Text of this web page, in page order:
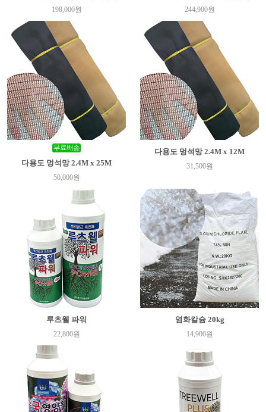
198,000원 244,900원
다용도 멍석망 2.4M x 25M
50,000원
다용도 멍석망 2.4M x 12M
31,500원
루츠웰 파워
22,800원
염화칼슘 20kg
14,900원